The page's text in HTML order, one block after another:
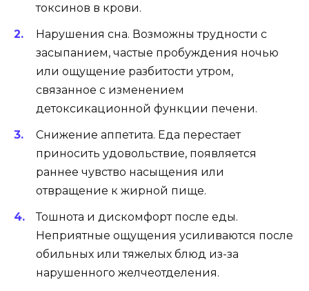
токсинов в крови.
Нарушения сна. Возможны трудности с
засыпанием, частые пробуждения ночью
или ощущение разбитости утром,
связанное с изменением
детоксикационной функции печени.
Снижение аппетита. Еда перестает
приносить удовольствие, появляется
раннее чувство насыщения или
отвращение к жирной пище.
Тошнота и дискомфорт после еды.
Неприятные ощущения усиливаются после
обильных или тяжелых блюд из-за
нарушенного желчеотделения.